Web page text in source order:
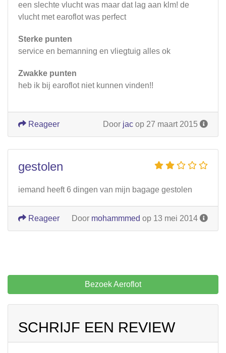
een slechte vlucht was maar dat lag aan klm! de
vlucht met earoflot was perfect
Sterke punten
service en bemanning en vliegtuig alles ok
Zwakke punten
heb ik bij earoflot niet kunnen vinden!!
Door jac op 27 maart 2015
Reageer
gestolen
iemand heeft 6 dingen van mijn bagage gestolen
Door mohammmed op 13 mei 2014
Reageer
Bezoek Aeroflot
SCHRIJF EEN REVIEW